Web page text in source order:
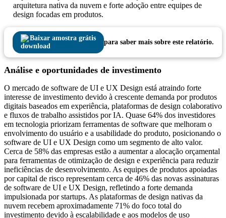
arquitetura nativa da nuvem e forte adoção entre equipes de
design focadas em produtos.
Baixar amostra grátis
para saber mais sobre este relatório.
Análise e oportunidades de investimento
O mercado de software de UI e UX Design está atraindo forte
interesse de investimento devido à crescente demanda por produtos
digitais baseados em experiência, plataformas de design colaborativo
e fluxos de trabalho assistidos por IA. Quase 64% dos investidores
em tecnologia priorizam ferramentas de software que melhoram o
envolvimento do usuário e a usabilidade do produto, posicionando o
software de UI e UX Design como um segmento de alto valor.
Cerca de 58% das empresas estão a aumentar a alocação orçamental
para ferramentas de otimização de design e experiência para reduzir
ineficiências de desenvolvimento. As equipes de produtos apoiadas
por capital de risco representam cerca de 46% das novas assinaturas
de software de UI e UX Design, refletindo a forte demanda
impulsionada por startups. As plataformas de design nativas da
nuvem recebem aproximadamente 71% do foco total do
investimento devido à escalabilidade e aos modelos de uso